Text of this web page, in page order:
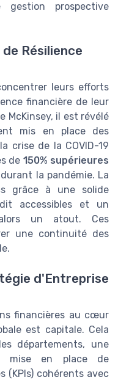
prospective
Résilience
leurs efforts
financière de leur
McKinsey, il est révélé
mis en place des
crise de la COVID-19
de 150% supérieures
durant la pandémie. La
grâce à une solide
accessibles et un
un atout. Ces
une continuité des
d'Entreprise
financières au cœur
est capitale. Cela
départements, une
mise en place de
(KPIs) cohérents avec